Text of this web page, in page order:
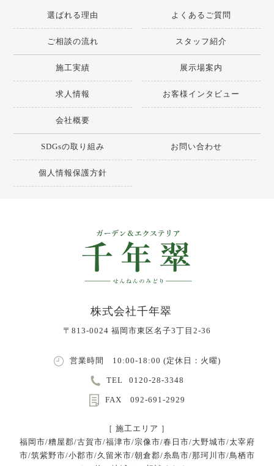
選ばれる理由 よくあるご質問
ご相談の流れ スタッフ紹介
施工実績 展示場案内
求人情報 お客様インタビュー
会社概要
SDGsの取り組み お問い合わせ
個人情報保護方針
株式会社千年翠
〒813-0024 福岡市東区名子3丁目2-36
営業時間 10:00-18:00 (定休日：火曜)
TEL 0120-28-3348
FAX 092-691-2929
［ 施工エリア ］
福岡市/糟屋郡/古賀市/福津市/宗像市/春日市/大野城市/太宰府
市/筑紫野市/小郡市/久留米市/朝倉郡/糸島市/那珂川市/鳥栖市